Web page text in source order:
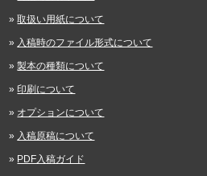
取扱い用紙について
入稿時のファイル形式について
製本の種類について
印刷について
オプションについて
入稿原稿について
PDF入稿ガイド